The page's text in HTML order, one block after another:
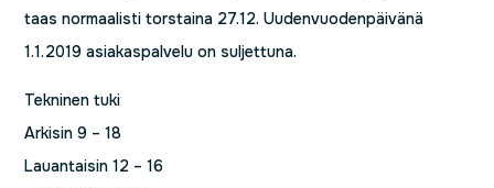
taas normaalisti torstaina 27.12. Uudenvuodenpäivänä
1.1.2019 asiakaspalvelu on suljettuna.
Tekninen tuki
Arkisin 9 – 18
Lauantaisin 12 – 16